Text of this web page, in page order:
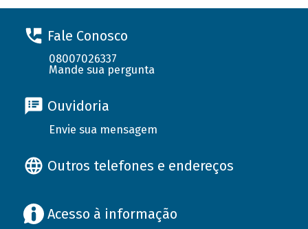
Fale Conosco
08007026337
Mande sua pergunta
Ouvidoria
Envie sua mensagem
Outros telefones e endereços
Acesso à informação